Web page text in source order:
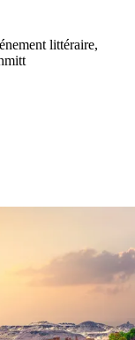
littéraire,